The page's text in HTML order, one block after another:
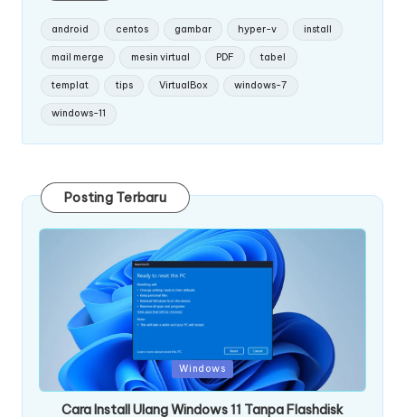
android centos gambar hyper-v install
mail merge mesin virtual PDF tabel
templat tips VirtualBox windows-7
windows-11
Posting Terbaru
Posted
in
Windows
Cara Install Ulang Windows 11 Tanpa Flashdisk